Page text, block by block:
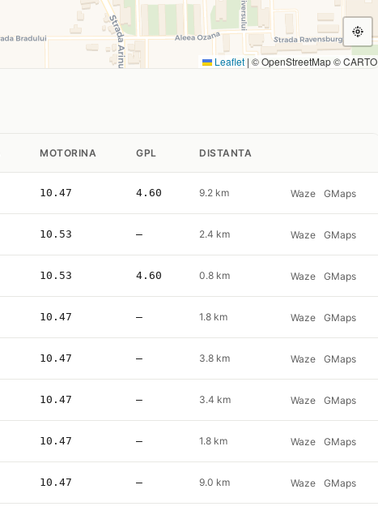
Leaflet | © OpenStreetMap © CARTO
MOTORINA GPL DISTANTA
10.47 4.60 9.2 km Waze GMaps
10.53 — 2.4 km Waze GMaps
10.53 4.60 0.8 km Waze GMaps
10.47 — 1.8 km Waze GMaps
10.47 — 3.8 km Waze GMaps
10.47 — 3.4 km Waze GMaps
10.47 — 1.8 km Waze GMaps
10.47 — 9.0 km Waze GMaps